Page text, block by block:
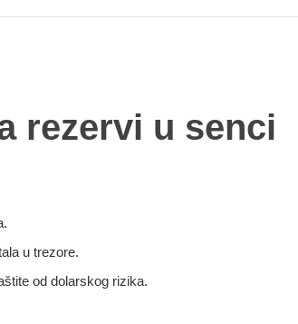
rezervi u senci
u trezore.
od dolarskog rizika.